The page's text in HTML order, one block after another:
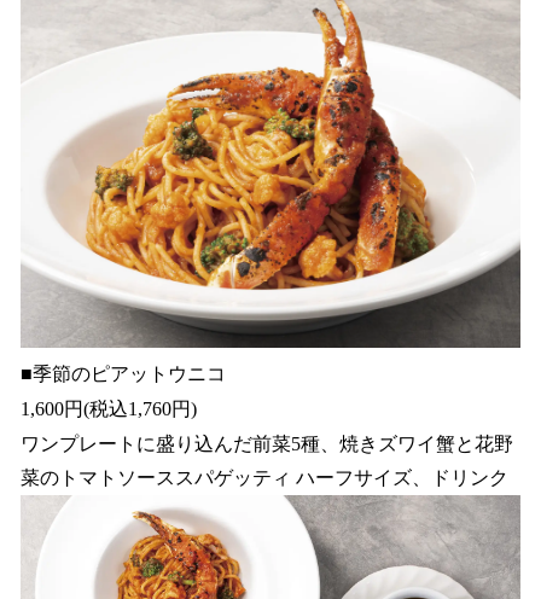
■季節のピアットウニコ
1,600円(税込1,760円)
ワンプレートに盛り込んだ前菜5種、焼きズワイ蟹と花野
菜のトマトソーススパゲッティ ハーフサイズ、ドリンク